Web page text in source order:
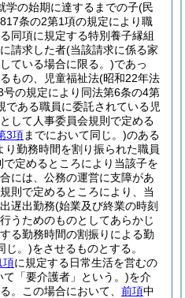
学の始期に達するまでの子(民
条の2第1項の規定により職
同項に規定する特別養子縁組
請求した者(当該請求に係る家
ている場合に限る。)であっ
もの、児童福祉法(昭和22年法
の規定により同法第6条の4第
である職員に委託されている児
して人事委員会規則で定める
3項までにおいて同じ。)のある
り勤務時間を割り振られた職員
定めるところにより当該子を
には、公務の運営に支障があ
則で定めるところにより、当
遅出勤務(始業及び終業の時刻
うためのものとしてあらかじ
る勤務時間の割振りによる勤
じ。)をさせるものとする。
項に規定する日常生活を営むの
て「要介護者」という。)を介
。
この場合において、 前項中